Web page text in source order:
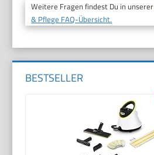
Weitere Fragen findest Du in unserer
& Pflege FAQ-Übersicht.
BESTSELLER